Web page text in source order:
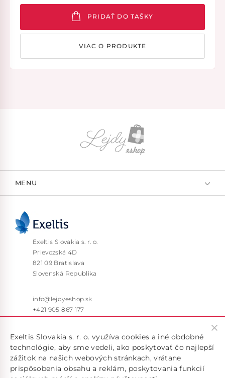
PRIDAŤ DO TAŠKY
VIAC O PRODUKTE
MENU
Exeltis Slovakia s. r. o.
Prievozská 4D
821 09 Bratislava
Slovenská Republika
info@lejdyeshop.sk
+421 905 867 177
Exeltis Slovakia s. r. o. využíva cookies a iné obdobné
technológie, aby sme vedeli, ako poskytovať čo najlepší
zážitok na našich webových stránkach, vrátane
prispôsobenia obsahu a reklám, poskytovania funkcií